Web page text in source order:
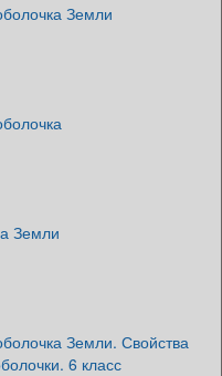
Земли
Земли
Земли. Свойства
6 класс